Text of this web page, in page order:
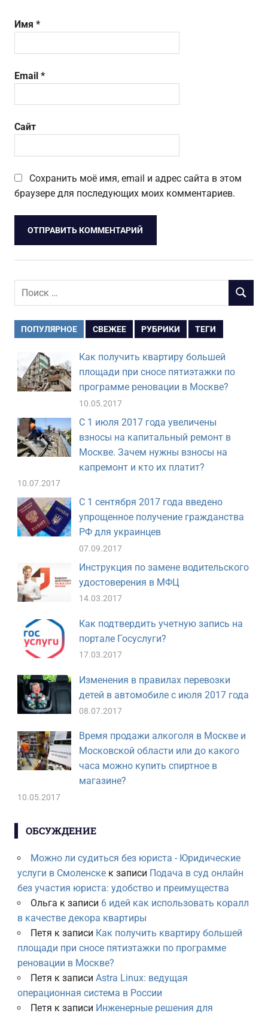
Имя *
Email *
Сайт
Сохранить моё имя, email и адрес сайта в этом
браузере для последующих моих комментариев.
Поиск
ПОИСК
ПОПУЛЯРНОЕ СВЕЖЕЕ РУБРИКИ ТЕГИ
Как получить квартиру большей
площади при сносе пятиэтажки по
программе реновации в Москве?
10.05.2017
С 1 июля 2017 года увеличены
взносы на капитальный ремонт в
Москве. Зачем нужны взносы на
капремонт и кто их платит?
10.07.2017
С 1 сентября 2017 года введено
упрощенное получение гражданства
РФ для украинцев
07.09.2017
Инструкция по замене водительского
удостоверения в МФЦ
14.03.2017
Как подтвердить учетную запись на
портале Госуслуги?
17.03.2017
Изменения в правилах перевозки
детей в автомобиле с июля 2017 года
08.07.2017
Время продажи алкоголя в Москве и
Московской области или до какого
часа можно купить спиртное в
магазине?
10.05.2017
ОБСУЖДЕНИЕ
Можно ли судиться без юриста - Юридические
услуги в Смоленскек записи Подача в суд онлайн
без участия юриста: удобство и преимущества
Ольга к записи 6 идей как использовать коралл
в качестве декора квартиры
Петя к записи Как получить квартиру большей
площади при сносе пятиэтажки по программе
реновации в Москве?
Петя к записи Astra Linux: ведущая
операционная система в России
Петя к записи Инженерные решения для